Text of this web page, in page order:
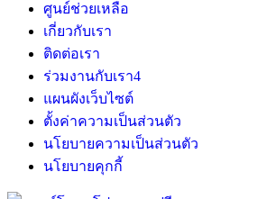
ศูนย์ช่วยเหลือ
เกี่ยวกับเรา
ติดต่อเรา
ร่วมงานกับเรา4
แผนผังเว็บไซต์
ตั้งค่าความเป็นส่วนตัว
นโยบายความเป็นส่วนตัว
นโยบายคุกกี้